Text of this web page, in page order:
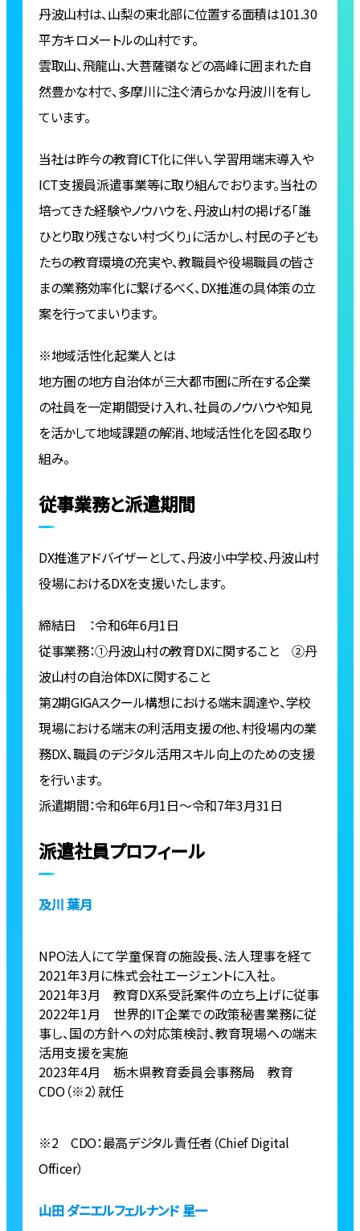
丹波山村は、山梨の東北部に位置する面積は101.30
平方キロメートルの山村です。
雲取山、飛龍山、大菩薩嶺などの高峰に囲まれた自
然豊かな村で、多摩川に注ぐ清らかな丹波川を有し
ています。
当社は昨今の教育ICT化に伴い、学習用端末導入や
ICT支援員派遣事業等に取り組んでおります。当社の
培ってきた経験やノウハウを、丹波山村の掲げる「誰
ひとり取り残さない村づくり」に活かし、村民の子ども
たちの教育環境の充実や、教職員や役場職員の皆さ
まの業務効率化に繋げるべく、DX推進の具体策の立
案を行ってまいります。
※地域活性化起業人とは
地方圏の地方自治体が三大都市圏に所在する企業
の社員を一定期間受け入れ、社員のノウハウや知見
を活かして地域課題の解消、地域活性化を図る取り
組み。
従事業務と派遣期間
DX推進アドバイザーとして、丹波小中学校、丹波山村
役場におけるDXを支援いたします。
締結日 ：令和6年6月1日
従事業務：①丹波山村の教育DXに関すること ②丹
波山村の自治体DXに関すること
第2期GIGAスクール構想における端末調達や、学校
現場における端末の利活用支援の他、村役場内の業
務DX、職員のデジタル活用スキル向上のための支援
を行います。
派遣期間：令和6年6月1日～令和7年3月31日
派遣社員プロフィール
及川 葉月
NPO法人にて学童保育の施設長、法人理事を経て
2021年3月に株式会社エージェントに入社。
2021年3月 教育DX系受託案件の立ち上げに従事
2022年1月 世界的IT企業での政策秘書業務に従
事し、国の方針への対応策検討、教育現場への端末
活用支援を実施
2023年4月 栃木県教育委員会事務局 教育
CDO（※2）就任
※2 CDO：最高デジタル責任者（Chief Digital
Officer）
山田 ダニエルフェルナンド 星一